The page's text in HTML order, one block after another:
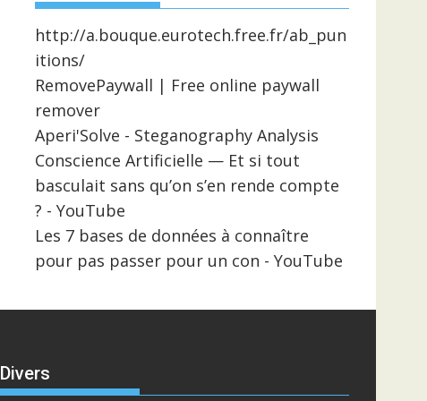
http://a.bouque.eurotech.free.fr/ab_pun
itions/
RemovePaywall | Free online paywall
remover
Aperi'Solve - Steganography Analysis
Conscience Artificielle — Et si tout
basculait sans qu’on s’en rende compte
? - YouTube
Les 7 bases de données à connaître
pour pas passer pour un con - YouTube
Divers